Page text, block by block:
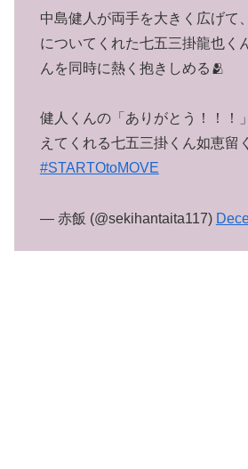
中島健人が両手を大きく広げて
についてくれた七五三掛龍也く
んを同時に熱く抱きしめる🫂
健人くんの「ありがとう！！！
えてくれる七五三掛くん如恵留
#STARTOtoMOVE
— 赤飯 (@sekihantaita117)